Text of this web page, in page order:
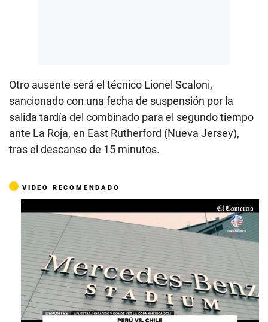
Otro ausente será el técnico Lionel Scaloni,
sancionado con una fecha de suspensión por la
salida tardía del combinado para el segundo tiempo
ante La Roja, en East Rutherford (Nueva Jersey),
tras el descanso de 15 minutos.
VIDEO RECOMENDADO